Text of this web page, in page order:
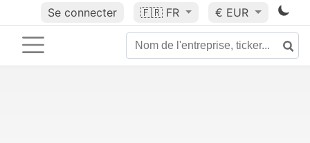
Se connecter 🇫🇷 FR € EUR